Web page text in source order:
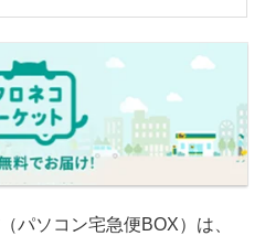
パソコン宅急便BOX）は、